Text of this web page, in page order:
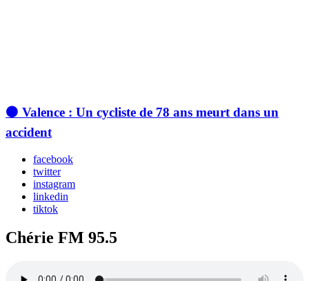
⚫ Valence : Un cycliste de 78 ans meurt dans un
accident
facebook
twitter
instagram
linkedin
tiktok
Chérie FM 95.5